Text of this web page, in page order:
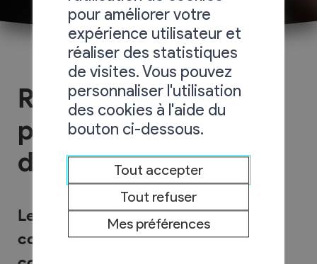
Restaurants
partenaires du Village
du Livre
Le Village de St-Pierre-de-Clages
compte plusieurs restaurants et
pour améliorer votre
expérience utilisateur et
réaliser des statistiques
de visites. Vous pouvez
personnaliser l'utilisation
des cookies à l'aide du
bouton ci-dessous.
Tout accepter
Tout refuser
Mes préférences